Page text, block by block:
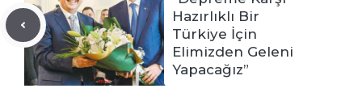
Hazırlıklı Bir
Türkiye İçin
Elimizden Geleni
Yapacağız”